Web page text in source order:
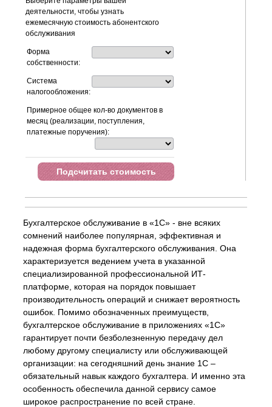
деятельности, чтобы узнать
ежемесячную стоимость абонентского
обслуживания
Форма
собственности:
Система
налогообложения:
Примерное общее кол-во документов в
месяц (реализации, поступления,
платежные поручения):
Подсчитать стоимость
Бухгалтерское обслуживание в «1С» - вне всяких
сомнений наиболее популярная, эффективная и
надежная форма бухгалтерского обслуживания. Она
характеризуется ведением учета в указанной
специализированной профессиональной ИТ-
платформе, которая на порядок повышает
производительность операций и снижает вероятность
ошибок. Помимо обозначенных преимуществ,
бухгалтерское обслуживание в приложениях «1С»
гарантирует почти безболезненную передачу дел
любому другому специалисту или обслуживающей
организации: на сегодняшний день знание 1С –
обязательный навык каждого бухгалтера. И именно эта
особенность обеспечила данной сервису самое
широкое распространение по всей стране.